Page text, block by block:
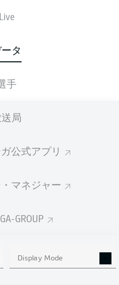
Live
タ
手
局
公式アプリ
マネジャー
GROUP
Display Mode